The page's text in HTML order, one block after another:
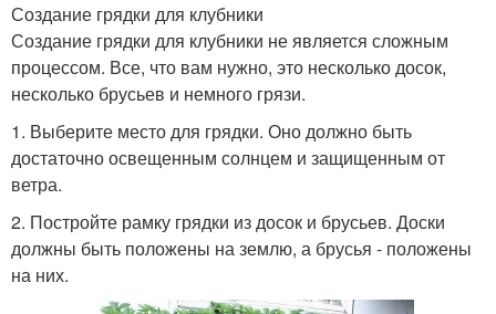
Создание грядки для клубники
Создание грядки для клубники не является сложным
процессом. Все, что вам нужно, это несколько досок,
несколько брусьев и немного грязи.
1. Выберите место для грядки. Оно должно быть
достаточно освещенным солнцем и защищенным от
ветра.
2. Постройте рамку грядки из досок и брусьев. Доски
должны быть положены на землю, а брусья - положены
на них.